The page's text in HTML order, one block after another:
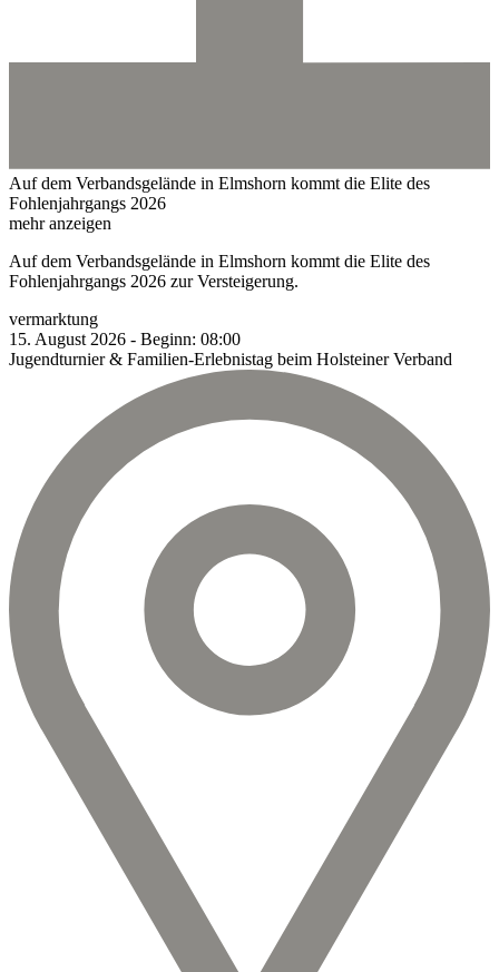
Auf dem Verbandsgelände in Elmshorn kommt die Elite des
Fohlenjahrgangs 2026
mehr anzeigen
Auf dem Verbandsgelände in Elmshorn kommt die Elite des
Fohlenjahrgangs 2026 zur Versteigerung.
vermarktung
15. August 2026 - Beginn: 08:00
Jugendturnier & Familien-Erlebnistag beim Holsteiner Verband